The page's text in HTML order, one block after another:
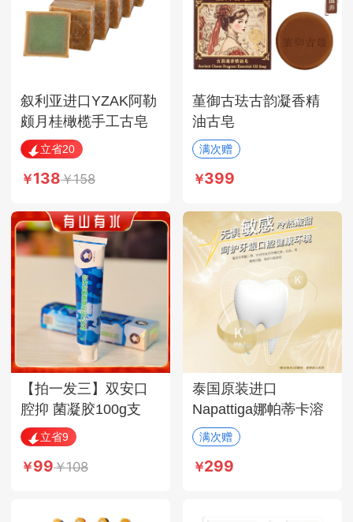
叙利亚进口YZAK阿勒
颇月桂橄榄手工古皂
185G*6块
立省20
138 158
堇御古珐古韵凝香精
油古皂
满次赠
399
【拍一发三】双安口
腔抑 菌凝胶100g支
立省9
99 108
泰国原装进口
Napattiga娜帕蒂卡溶
菌酶牙膏组
满次赠
299